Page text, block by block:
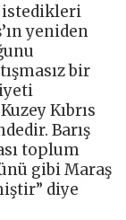
istedikleri
yeniden
bir
Kıbrıs
Barış
toplum
gibi Maraş
diye